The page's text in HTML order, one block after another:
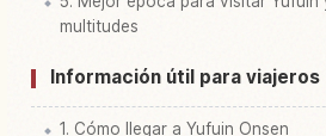
multitudes
Información útil para viajeros
1. Cómo llegar a Yufuin Onsen